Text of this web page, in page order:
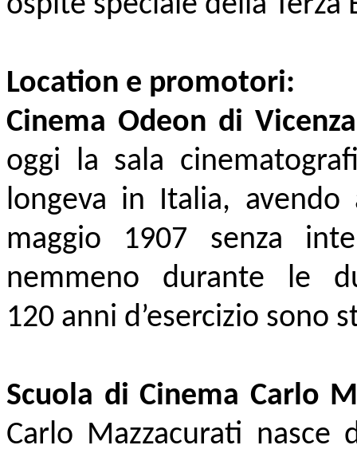
Location e promotori:
Cinema Odeon di
oggi la sala
longeva in Italia,
maggio 1907 senza
nemmeno durante le
120 anni d’esercizio
Scuola di Cinema Carlo
Carlo Mazzacurati nasce